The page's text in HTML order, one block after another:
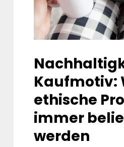
Kaufmotiv:
ethische
immer
werden